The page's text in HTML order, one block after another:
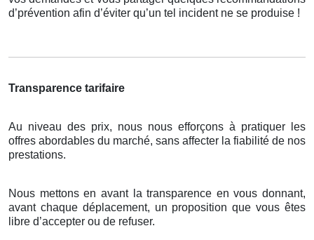
d’prévention afin d’éviter qu’un tel incident ne se produise !
Transparence tarifaire
Au niveau des prix, nous nous efforçons à pratiquer les
offres abordables du marché, sans affecter la fiabilité de nos
prestations.
Nous mettons en avant la transparence en vous donnant,
avant chaque déplacement, un proposition que vous êtes
libre d’accepter ou de refuser.